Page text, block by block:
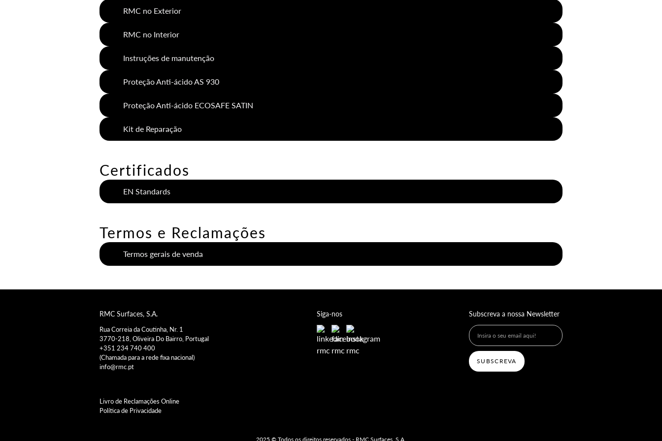
RMC no Exterior
RMC no Interior
Instruções de manutenção
Proteção Anti-ácido AS 930
Proteção Anti-ácido ECOSAFE SATIN
Kit de Reparação
Certificados
EN Standards
Termos e Reclamações
Termos gerais de venda
RMC Surfaces, S.A.
Rua Correia da Coutinha, Nr. 1
3770-218, Oliveira Do Bairro, Portugal
+351 234 740 400
(Chamada para a rede fixa nacional)
info@rmc.pt
Livro de Reclamações Online
Política de Privacidade
Siga-nos Subscreva a nossa Newsletter
2025 © Todos os direitos reservados - RMC Surfaces, S.A.